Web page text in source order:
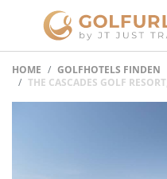
HOME
GOLFHOTELS FINDEN
THE CASCADES GOLF